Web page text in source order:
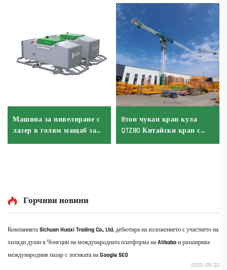
Машина за нивелиране с
лазер в голям мащаб за
вибриращ двигател на
8тон чукан кран кула
QTZ80 Китайски кран с
конкурентна цена
Горчиви новини
Компанията Sichuan Huaxi Trading Co., Ltd. дебютира на изложението с участието на
хиляди души в Чонгцин на международната платформа на Alibaba и разширява
международния пазар с логиката на Google SEO
2025-09-30